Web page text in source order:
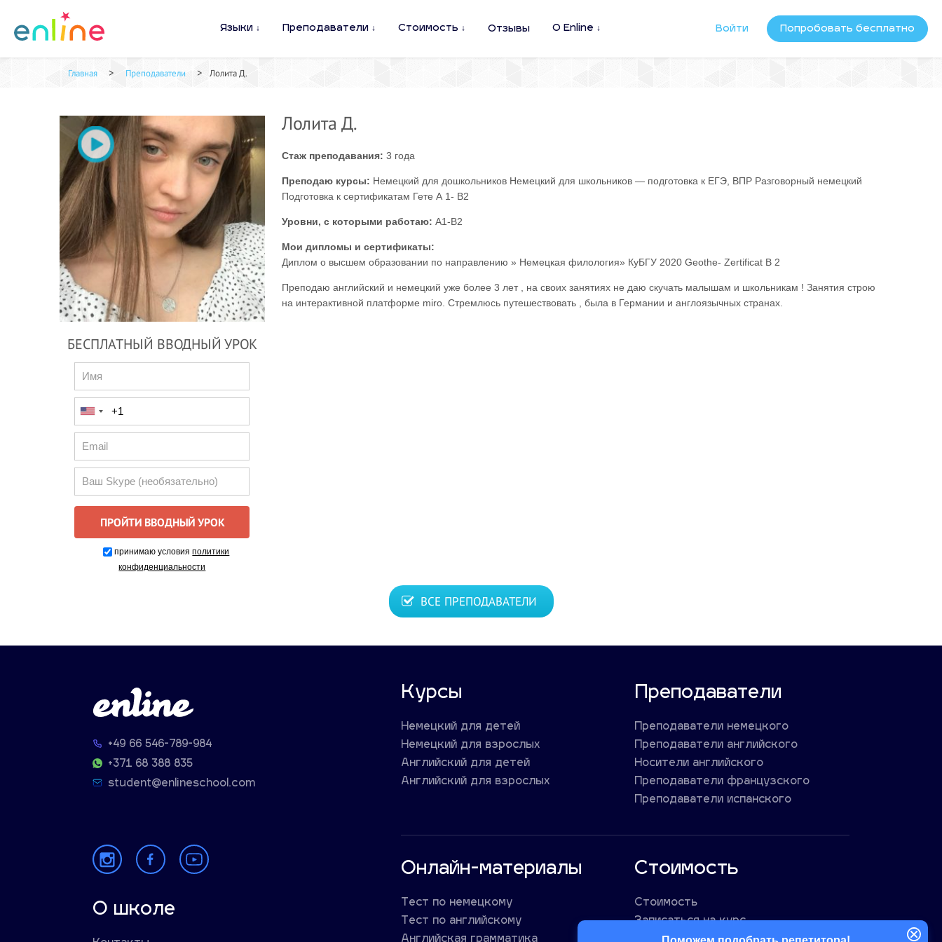
Языки Преподаватели Стоимость Отзывы О Enline Войти Попробовать бесплатно
Главная > Преподаватели > Лолита Д.
Лолита Д.
Стаж преподавания: 3 года
Преподаю курсы: Немецкий для дошкольников Немецкий для школьников — подготовка к ЕГЭ, ВПР Разговорный немецкий
Подготовка к сертификатам Гете А 1- В2
Уровни, с которыми работаю: A1-B2
Мои дипломы и сертификаты:
Диплом о высшем образовании по направлению » Немецкая филология» КуБГУ 2020 Geothe- Zertificat B 2
Преподаю английский и немецкий уже более 3 лет , на своих занятиях не даю скучать малышам и школьникам ! Занятия строю
на интерактивной платформе miro. Cтремлюсь путешествовать , была в Германии и англоязычных странах.
БЕСПЛАТНЫЙ ВВОДНЫЙ УРОК
принимаю условияполитики
конфиденциальности
ВСЕ ПРЕПОДАВАТЕЛИ
+49 66 546-789-984
+371 68 388 835
student@enlineschool.com
О школе
Курсы
Немецкий для детей
Немецкий для взрослых
Английский для детей
Английский для взрослых
Преподаватели
Преподаватели немецкого
Преподаватели английского
Носители английского
Преподаватели французского
Преподаватели испанского
Онлайн-материалы
Тест по немецкому
Тест по английскому
Английская грамматика
Стоимость
Стоимость
Записаться на курс